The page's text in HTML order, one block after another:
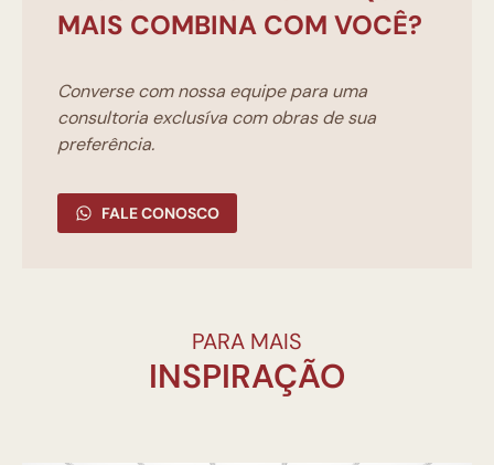
MAIS COMBINA COM VOCÊ?
Converse com nossa equipe para uma
consultoria exclusíva com obras de sua
preferência.
FALE CONOSCO
PARA MAIS
INSPIRAÇÃO